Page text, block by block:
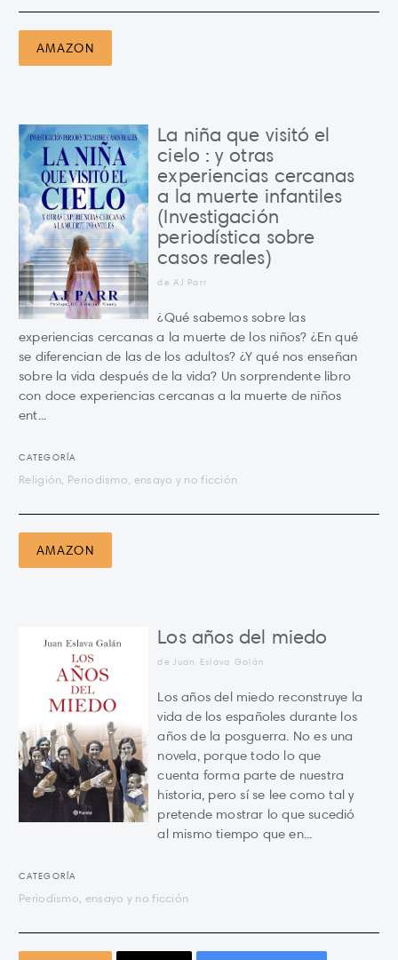
AMAZON
La niña que visitó el
cielo : y otras
experiencias cercanas
a la muerte infantiles
(Investigación
periodística sobre
casos reales)
de AJ Parr
¿Qué sabemos sobre las
experiencias cercanas a la muerte de los niños? ¿En qué
se diferencian de las de los adultos? ¿Y qué nos enseñan
sobre la vida después de la vida? Un sorprendente libro
con doce experiencias cercanas a la muerte de niños
ent...
CATEGORÍA
Religión, Periodismo, ensayo y no ficción
AMAZON
Los años del miedo
de Juan Eslava Galán
Los años del miedo reconstruye la
vida de los españoles durante los
años de la posguerra. No es una
novela, porque todo lo que
cuenta forma parte de nuestra
historia, pero sí se lee como tal y
pretende mostrar lo que sucedió
al mismo tiempo que en...
CATEGORÍA
Periodismo, ensayo y no ficción